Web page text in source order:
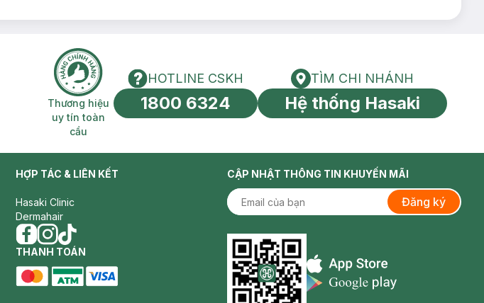
miễn phí Thương hiệu uy tín toàn cầu
Thương hiệu
uy tín toàn
cầu
HOTLINE CSKH
HOTLINE CSKH
1800 6324
Tìm chi nhánh
TÌM CHI NHÁNH
Hệ thống Hasaki
HỢP TÁC & LIÊN KẾT
Hasaki Clinic
Dermahair
facebook
instagram
tiktok
THANH TOÁN
CẬP NHẬT THÔNG TIN KHUYẾN MÃI
Đăng ký
Appstore icon